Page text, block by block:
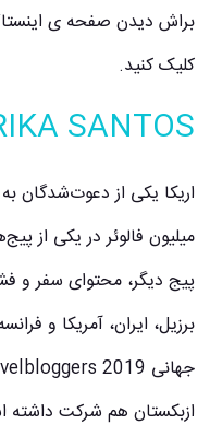
براش دیدن صفحه ی
کلیک کنید.
SANTOS
پیج دیگر، محتوای سفر و
برزیل، ایران، آمریکا و
ازبکستان هم شرکت داشته